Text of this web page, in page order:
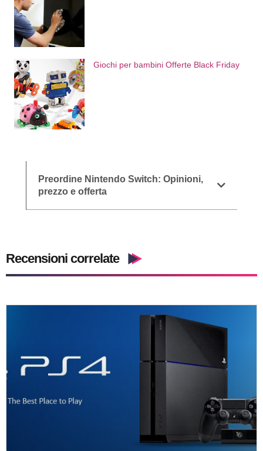
Giochi per bambini Offerte Black Friday
Preordine Nintendo Switch: Opinioni,
prezzo e offerta
Recensioni correlate